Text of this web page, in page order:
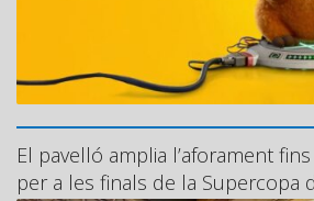
El pavelló amplia l’aforament
per a les finals de la Supercopa